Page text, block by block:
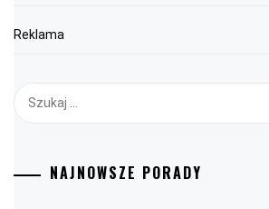
Reklama
NAJNOWSZE PORADY